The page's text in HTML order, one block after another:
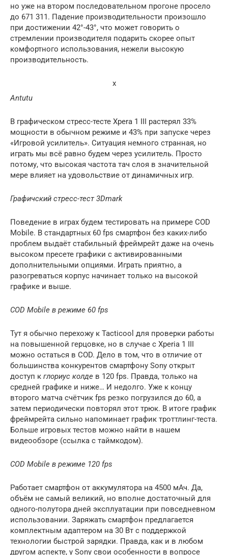
но уже на втором последовательном прогоне просело
до 671 311. Падение производительности произошло
при достижении 42°-43°, что может говорить о
стремлении производителя подарить скорее опыт
комфортного использования, нежели высокую
производительность.
x
Antutu
В графическом стресс-тесте Xpera 1 III растерял 33%
мощности в обычном режиме и 43% при запуске через
«Игровой усилитель». Ситуация немного странная, но
играть мы всё равно будем через усилитель. Просто
потому, что высокая частота тач слоя в значительной
мере влияет на удовольствие от динамичных игр.
Графичский стресс-тест 3Dmark
Поведение в играх будем тестировать на примере COD
Mobile. В стандартных 60 fps смартфон без каких-либо
проблем выдаёт стабильный фреймрейт даже на очень
высоком пресете графики с активированными
дополнительными опциями. Играть приятно, а
разогреваться корпус начинает только на высокой
графике и выше.
COD Mobile в режиме 60 fps
Тут я обычно перехожу к Tacticool для проверки работы
на повышенной герцовке, но в случае с Xperia 1 III
можно остаться в COD. Дело в том, что в отличие от
большинства конкурентов смартфону Sony открыт
доступ к глориус колде в 120 fps. Правда, только на
средней графике и ниже… И недолго. Уже к концу
второго матча счётчик fps резко погрузился до 60, а
затем периодически повторял этот трюк. В итоге график
фреймрейта сильно напоминает график троттлинг-теста.
Больше игровых тестов можно найти в нашем
видеообзоре (ссылка с таймкодом).
COD Mobile в режиме 120 fps
Работает смартфон от аккумулятора на 4500 мАч. Да,
объём не самый великий, но вполне достаточный для
одного-полутора дней эксплуатации при повседневном
использовании. Заряжать смартфон предлагается
комплектным адаптером на 30 Вт с поддержкой
технологии быстрой зарядки. Правда, как и в любом
другом аспекте, у Sony свои особенности в вопросе